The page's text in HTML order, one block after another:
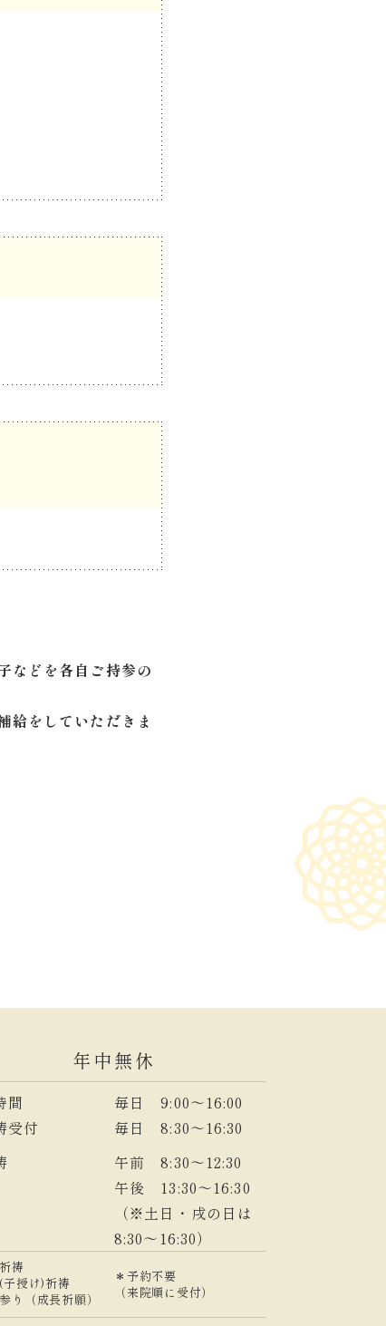
などを各自ご持参の
給をしていただきま
年中無休
間
毎日 9:00～16:00
受付
毎日 8:30～16:30
午前 8:30～12:30
午後 13:30～16:30
（※土日・戌の日は
8:30～16:30）
祷
＊予約不要
（来院順に受付）
子授け)祈祷
り（成長祈願）